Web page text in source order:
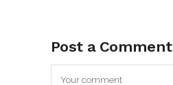
Post a Comment